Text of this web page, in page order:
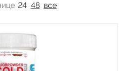
24 48 все